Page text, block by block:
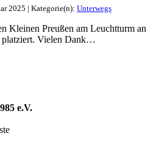
2025 | Kategorie(n): Unterwegs
Kleinen Preußen am Leuchtturm an
platziert. Vielen Dank…
e.V.